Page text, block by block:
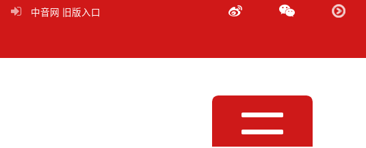
中音网 旧版入口